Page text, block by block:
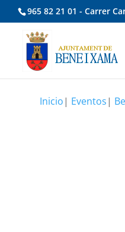
965 82 21 01 - Carrer
Inicio| Eventos|